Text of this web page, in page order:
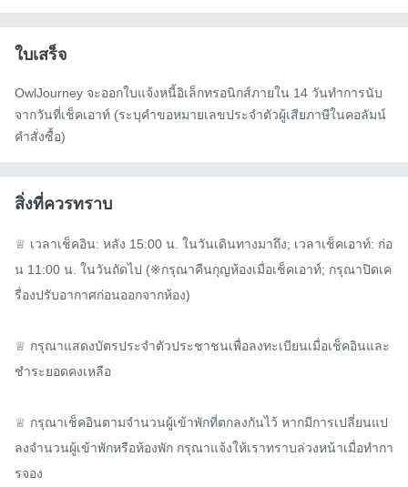
ใบเสร็จ
OwlJourney จะออกใบแจ้งหนี้อิเล็กทรอนิกส์ภายใน 14 วันทำการนับ
จากวันที่เช็คเอาท์ (ระบุคำขอหมายเลขประจำตัวผู้เสียภาษีในคอลัมน์
คำสั่งซื้อ)
สิ่งที่ควรทราบ
♕ เวลาเช็คอิน: หลัง 15:00 น. ในวันเดินทางมาถึง; เวลาเช็คเอาท์: ก่อ
น 11:00 น. ในวันถัดไป (※กรุณาคืนกุญห้องเมื่อเช็คเอาท์; กรุณาปิดเค
รื่องปรับอากาศก่อนออกจากห้อง)
♕ กรุณาแสดงบัตรประจำตัวประชาชนเพื่อลงทะเบียนเมื่อเช็คอินและ
ชำระยอดคงเหลือ
♕ กรุณาเช็คอินตามจำนวนผู้เข้าพักที่ตกลงกันไว้ หากมีการเปลี่ยนแป
ลงจำนวนผู้เข้าพักหรือห้องพัก กรุณาแจ้งให้เราทราบล่วงหน้าเมื่อทำกา
รจอง